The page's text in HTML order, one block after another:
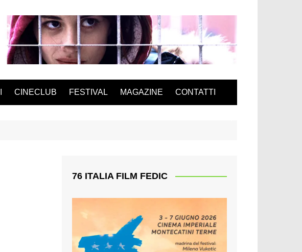
CINECLUB FESTIVAL MAGAZINE CONTATTI
76 ITALIA FILM FEDIC